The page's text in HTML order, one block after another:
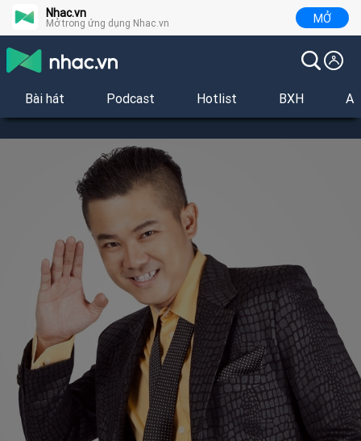
Nhac.vn
Mở trong ứng dụng Nhac.vn MỞ
Bài hát Podcast Hotlist BXH